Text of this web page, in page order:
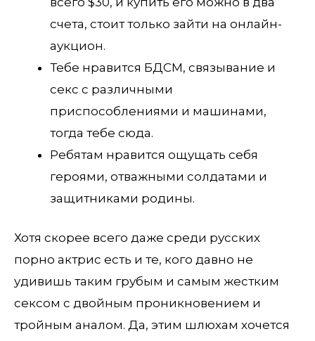
счета, стоит только зайти на онлайн-
аукцион.
Тебе нравится БДСМ, связывание и
секс с различными
приспособлениями и машинами,
тогда тебе сюда.
Ребятам нравится ощущать себя
героями, отважными солдатами и
защитниками родины.
Хотя скорее всего даже среди русских
порно актрис есть и те, кого давно не
удивишь таким грубым и самым жестким
сексом с двойным проникновением и
тройным аналом. Да, этим шлюхам хочется